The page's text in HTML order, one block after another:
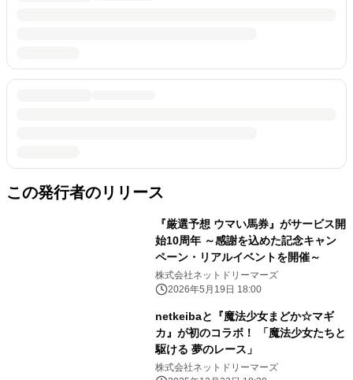
この発行者のリリース
『厳選予想 ウマい馬券』がサービス開
始10周年 ～感謝を込めた記念キャン
ペーン・リアルイベントを開催～
株式会社ネットドリーマーズ
2026年5月19日 18:00
netkeibaと『魔法少女まどか☆マギ
カ』が初のコラボ！ 「魔法少女たちと
駆ける 夢のレース」
株式会社ネットドリーマーズ